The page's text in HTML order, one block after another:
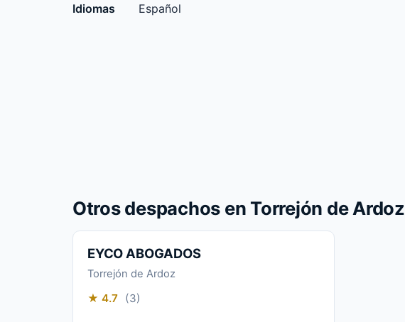
Idiomas
Español
Otros despachos en Torrejón de Ardoz
EYCO ABOGADOS
Torrejón de Ardoz
★ 4.7 (3)